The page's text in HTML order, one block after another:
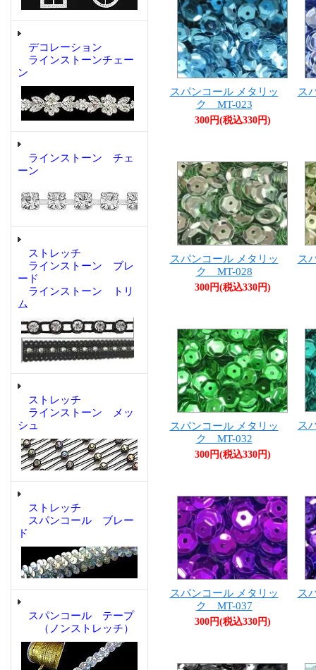
デコレーション
ラインストーンチェー
ン
ラインストーン チェ
ーン
ストレッチ
ラインストーン ブレ
ード
ラインストーン トリ
ム
ストレッチ
ラインストーン メッ
シュ
ストレッチ
スパンコール ブレー
ド
スパンコール テープ
（ノンストレッチ）
スパンコール メタリッ
ク MT-023
300円(税込330円)
ス
スパンコール メタリッ
ク MT-028
300円(税込330円)
ス
スパンコール メタリッ
ク MT-032
300円(税込330円)
ス
スパンコール メタリッ
ク MT-037
300円(税込330円)
ス